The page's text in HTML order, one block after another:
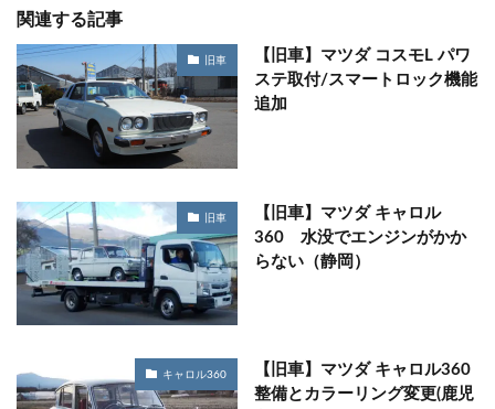
関連する記事
旧車
【旧車】マツダ コスモL パワ
ステ取付/スマートロック機能
追加
旧車
【旧車】マツダ キャロル
360 水没でエンジンがかか
らない（静岡）
キャロル360
【旧車】マツダ キャロル360
整備とカラーリング変更(鹿児